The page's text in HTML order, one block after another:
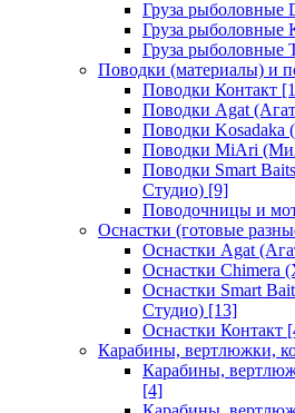
Груза рыболовные
Груза рыболовные
Груза рыболовные
Поводки (материалы) и
Поводки Контакт
Поводки Agat
Поводки Kosadaka
Поводки MiAri
Поводки Smart
Студио) [9]
Поводочницы и
Оснастки (готовые
Оснастки Agat
Оснастки Chimera
Оснастки Smart
Студио) [13]
Оснастки Контакт
Карабины, вертлюжки,
Карабины,
[4]